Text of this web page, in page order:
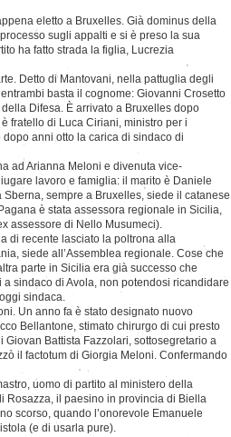
eletto a Bruxelles. Già dominus della
sugli appalti e si è preso la sua
ha fatto strada la figlia, Lucrezia
Detto di Mantovani, nella pattuglia degli
basta il cognome: Giovanni Crosetto
Difesa. È arrivato a Bruxelles dopo
fratello di Luca Ciriani, ministro per i
anni otto la carica di sindaco di
ad Arianna Meloni e divenuta vice-
lavoro e famiglia: il marito è Daniele
sempre a Bruxelles, siede il catanese
è stata assessora regionale in Sicilia,
assessore di Nello Musumeci).
di recente lasciato la poltrona alla
siede all’Assemblea regionale. Cose che
parte in Sicilia era già successo che
sindaco di Avola, non potendosi ricandidare
sindaca.
Un anno fa è stato designato nuovo
Bellantone, stimato chirurgo di cui presto
Battista Fazzolari, sottosegretario a
il factotum di Giorgia Meloni. Confermando
uomo di partito al ministero della
Rosazza, il paesino in provincia di Biella
scorso, quando l’onorevole Emanuele
(e di usarla pure).